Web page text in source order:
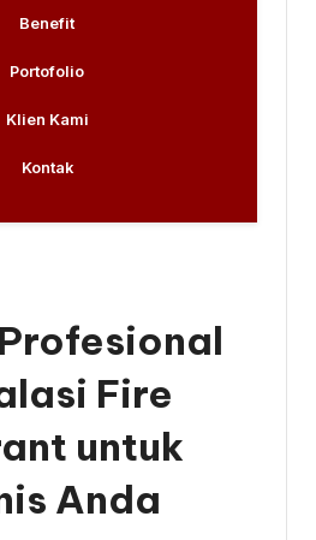
Benefit
Portofolio
Klien Kami
Kontak
Fire
untuk
Anda